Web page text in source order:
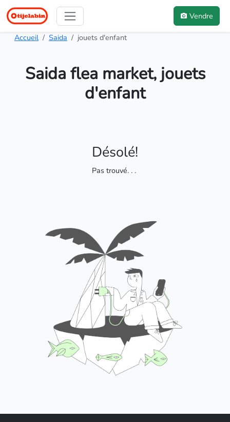
Vendre
Accueil Saida jouets d'enfant
Saida flea market, jouets
d'enfant
Désolé!
Pas trouvé. . .